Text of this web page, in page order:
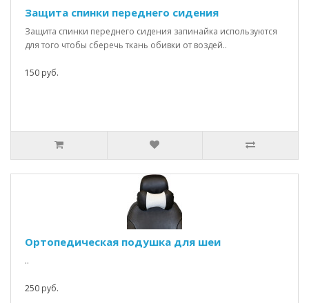
Защита спинки переднего сидения
Защита спинки переднего сидения запинайка используются
для того чтобы сберечь ткань обивки от воздей..
150 руб.
Ортопедическая подушка для шеи
..
250 руб.